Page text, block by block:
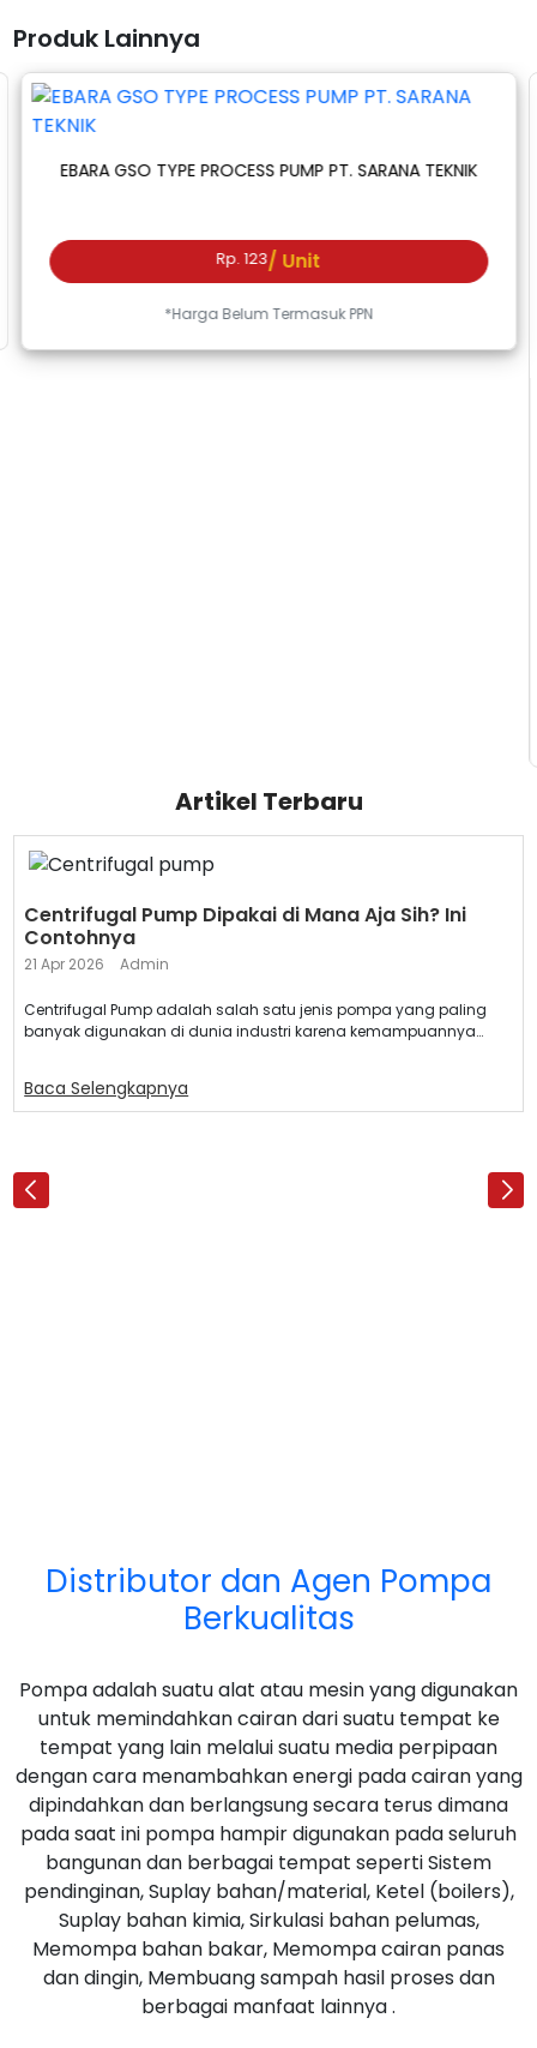
Produk Lainnya
EBARA GSO TYPE PROCESS PUMP PT. SARANA TEKNIK
Rp. 123/ Unit
*Harga Belum Termasuk PPN
Artikel Terbaru
Centrifugal Pump Dipakai di Mana Aja Sih? Ini
Contohnya
21 Apr 2026 Admin
Centrifugal Pump adalah salah satu jenis pompa yang paling
banyak digunakan di dunia industri karena kemampuannya
Baca Selengkapnya
Distributor dan Agen Pompa
Berkualitas
Pompa adalah suatu alat atau mesin yang digunakan
untuk memindahkan cairan dari suatu tempat ke
tempat yang lain melalui suatu media perpipaan
dengan cara menambahkan energi pada cairan yang
dipindahkan dan berlangsung secara terus dimana
pada saat ini pompa hampir digunakan pada seluruh
bangunan dan berbagai tempat seperti Sistem
pendinginan, Suplay bahan/material, Ketel (boilers),
Suplay bahan kimia, Sirkulasi bahan pelumas,
Memompa bahan bakar, Memompa cairan panas
dan dingin, Membuang sampah hasil proses dan
berbagai manfaat lainnya .